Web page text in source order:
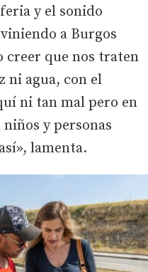
y el sonido
a Burgos
creer que nos traten
ni agua, con el
ni tan mal pero en
y personas
lamenta.